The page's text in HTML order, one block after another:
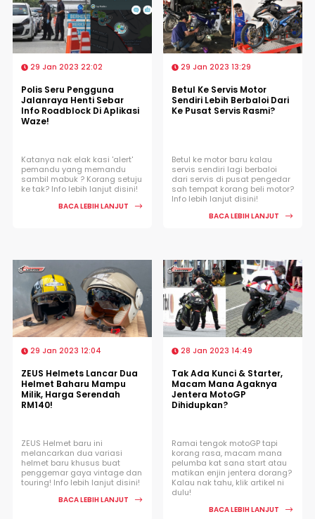
29 Jan 2023 22:02
Polis Seru Pengguna
Jalanraya Henti Sebar
Info Roadblock Di Aplikasi
Waze!
Katanya nak elak kasi 'alert'
pemandu yang memandu
sambil mabuk ? Korang setuju
ke tak? Info lebih lanjut disini!
BACA LEBIH LANJUT
29 Jan 2023 13:29
Betul Ke Servis Motor
Sendiri Lebih Berbaloi Dari
Ke Pusat Servis Rasmi?
Betul ke motor baru kalau
servis sendiri lagi berbaloi
dari servis di pusat pengedar
sah tempat korang beli motor?
Info lebih lanjut disini!
BACA LEBIH LANJUT
29 Jan 2023 12:04
ZEUS Helmets Lancar Dua
Helmet Baharu Mampu
Milik, Harga Serendah
RM140!
ZEUS Helmet baru ini
melancarkan dua variasi
helmet baru khusus buat
penggemar gaya vintage dan
touring! Info lebih lanjut disini!
BACA LEBIH LANJUT
28 Jan 2023 14:49
Tak Ada Kunci & Starter,
Macam Mana Agaknya
Jentera MotoGP
Dihidupkan?
Ramai tengok motoGP tapi
korang rasa, macam mana
pelumba kat sana start atau
matikan enjin jentera dorang?
Kalau nak tahu, klik artikel ni
dulu!
BACA LEBIH LANJUT